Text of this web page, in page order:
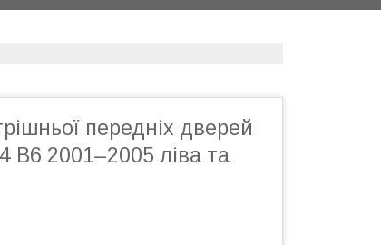
передніх дверей
B6 2001–2005 ліва та